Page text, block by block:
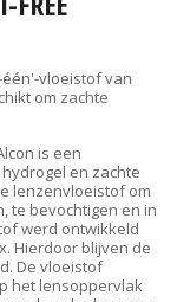
één'-vloeistof van
om zachte
is een
en zachte
lenzenvloeistof om
te bevochtigen en in
werd ontwikkeld
Hierdoor blijven de
De vloeistof
het lensoppervlak